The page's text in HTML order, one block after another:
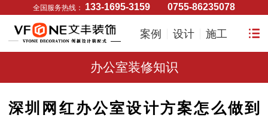
全国服务热线： 133-1695-3159 0755-86235078
案例 设计 施工
办公室装修知识
深圳网红办公室设计方案怎么做到